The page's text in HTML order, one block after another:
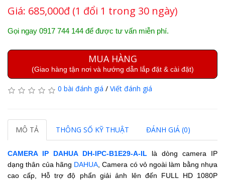
Giá: 685,000đ (1 đổi 1 trong 30 ngày)
Gọi ngay 0917 744 144 để được tư vấn miễn phí.
MUA HÀNG
(Giao hàng tận nơi và hướng dẫn lắp đặt & cài đặt)
0 bài đánh giá / Viết đánh giá
MÔ TẢ THÔNG SỐ KỸ THUẬT ĐÁNH GIÁ (0)
CAMERA IP DAHUA DH-IPC-B1E29-A-IL
là dòng camera IP
dạng thân của hãng DAHUA , Camera có vỏ ngoài làm bằng nhựa
cao cấp, Hỗ trợ độ phẩn giải ảnh lên đến FULL HD 1080P